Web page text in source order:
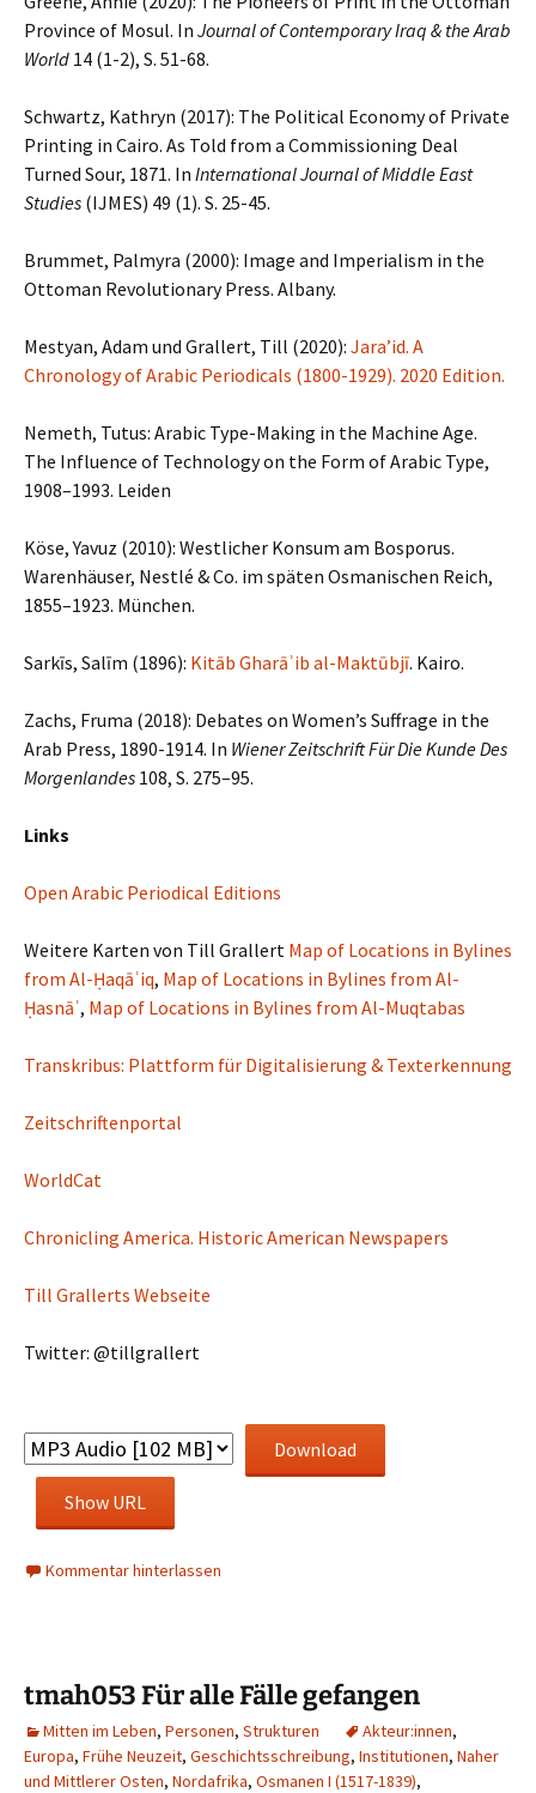
Province of Mosul. In Journal of Contemporary Iraq & the Arab
World 14 (1-2), S. 51-68.
Schwartz, Kathryn (2017): The Political Economy of Private
Printing in Cairo. As Told from a Commissioning Deal
Turned Sour, 1871. In International Journal of Middle East
Studies (IJMES) 49 (1). S. 25-45.
Brummet, Palmyra (2000): Image and Imperialism in the
Ottoman Revolutionary Press. Albany.
Mestyan, Adam und Grallert, Till (2020): Jara’id. A
Chronology of Arabic Periodicals (1800-1929). 2020 Edition.
Nemeth, Tutus: Arabic Type-Making in the Machine Age.
The Influence of Technology on the Form of Arabic Type,
1908–1993. Leiden
Köse, Yavuz (2010): Westlicher Konsum am Bosporus.
Warenhäuser, Nestlé & Co. im späten Osmanischen Reich,
1855–1923. München.
Sarkīs, Salīm (1896): Kitāb Gharāʾib al-Maktūbjī. Kairo.
Zachs, Fruma (2018): Debates on Women’s Suffrage in the
Arab Press, 1890-1914. In Wiener Zeitschrift Für Die Kunde Des
Morgenlandes 108, S. 275–95.
Links
Open Arabic Periodical Editions
Weitere Karten von Till Grallert Map of Locations in Bylines
from Al-Ḥaqāʾiq, Map of Locations in Bylines from Al-
Ḥasnāʾ, Map of Locations in Bylines from Al-Muqtabas
Transkribus: Plattform für Digitalisierung & Texterkennung
Zeitschriftenportal
WorldCat
Chronicling America. Historic American Newspapers
Till Grallerts Webseite
Twitter: @tillgrallert
Download
Show URL
Kommentar hinterlassen
tmah053 Für alle Fälle gefangen
Mitten im Leben, Personen, Strukturen Akteur:innen,
Europa, Frühe Neuzeit, Geschichtsschreibung, Institutionen, Naher
und Mittlerer Osten, Nordafrika, Osmanen I (1517-1839),